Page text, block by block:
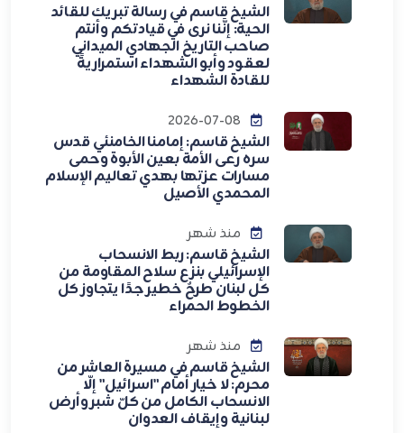
الشيخ قاسم في رسالة تبريك للقائد
الحية: إنَّنا نرى في قيادتكم وأنتم
صاحب التاريخ الجهادي الميداني
لعقود وأبو الشهداء استمراريةً
للقادة الشهداء
الشيخ قاسم: إمامنا الخامنئي قدس
سره رعى الأمة بعين الأبوة وحمى
مسارات عزتها بهدي تعاليم الإسلام
المحمدي الأصيل
منذ شهر
الشيخ قاسم: ربط الانسحاب
الإسرائيلي بنزع سلاح المقاومة من
كل لبنان طرحٌ خطير جدًا يتجاوز كل
الخطوط الحمراء
منذ شهر
الشيخ قاسم في مسيرة العاشر من
محرم: لا خيار أمام "اسرائيل" إلّا
الانسحاب الكامل من كلّ شبر وأرض
لبنانية وإيقاف العدوان